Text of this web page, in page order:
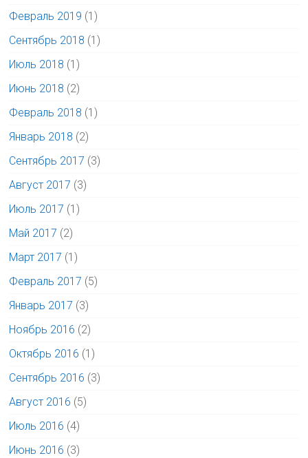
Февраль 2019 (1)
Сентябрь 2018 (1)
Июль 2018 (1)
Июнь 2018 (2)
Февраль 2018 (1)
Январь 2018 (2)
Сентябрь 2017 (3)
Август 2017 (3)
Июль 2017 (1)
Май 2017 (2)
Март 2017 (1)
Февраль 2017 (5)
Январь 2017 (3)
Ноябрь 2016 (2)
Октябрь 2016 (1)
Сентябрь 2016 (3)
Август 2016 (5)
Июль 2016 (4)
Июнь 2016 (3)